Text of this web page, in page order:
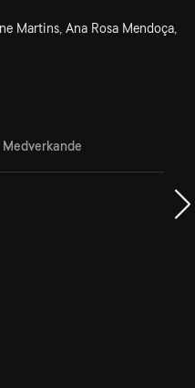
Martins, Ana Rosa Mendoça,
Medverkande